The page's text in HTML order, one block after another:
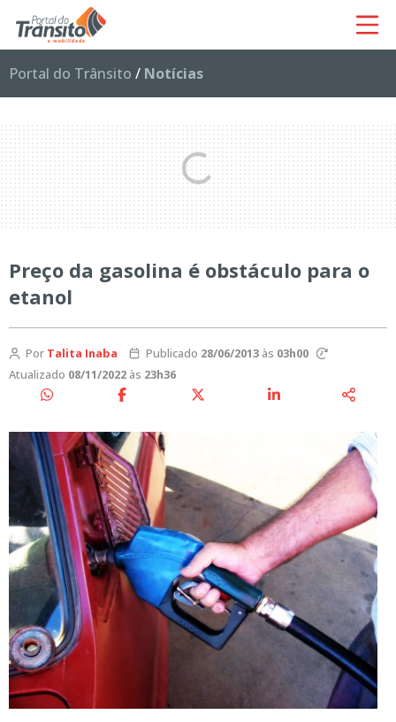
Portal do Trânsito / Notícias
Preço da gasolina é obstáculo para o
etanol
Por Talita Inaba Publicado 28/06/2013às 03h00
Atualizado 08/11/2022 às 23h36